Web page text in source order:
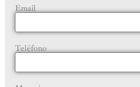
Email
Teléfono